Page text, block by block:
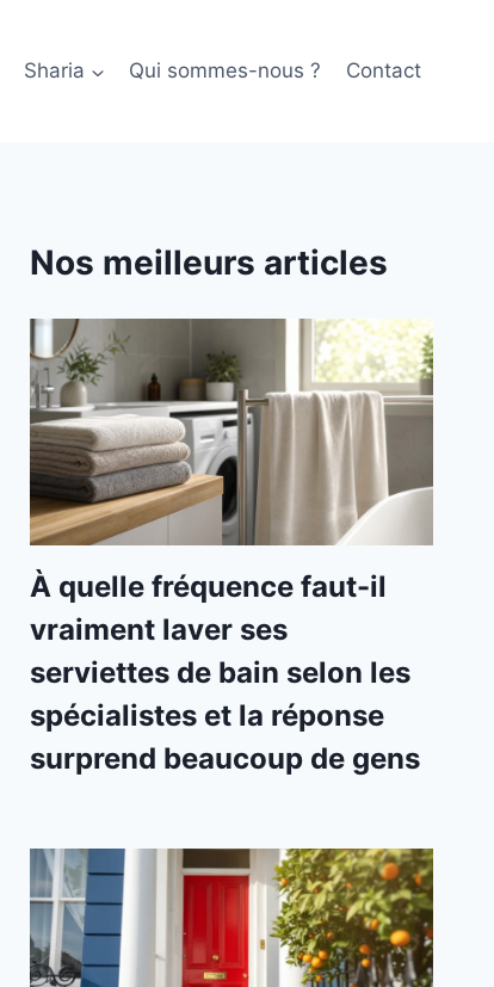
Sharia Qui sommes-nous ? Contact
Nos meilleurs articles
À quelle fréquence faut-il
vraiment laver ses
serviettes de bain selon les
spécialistes et la réponse
surprend beaucoup de gens